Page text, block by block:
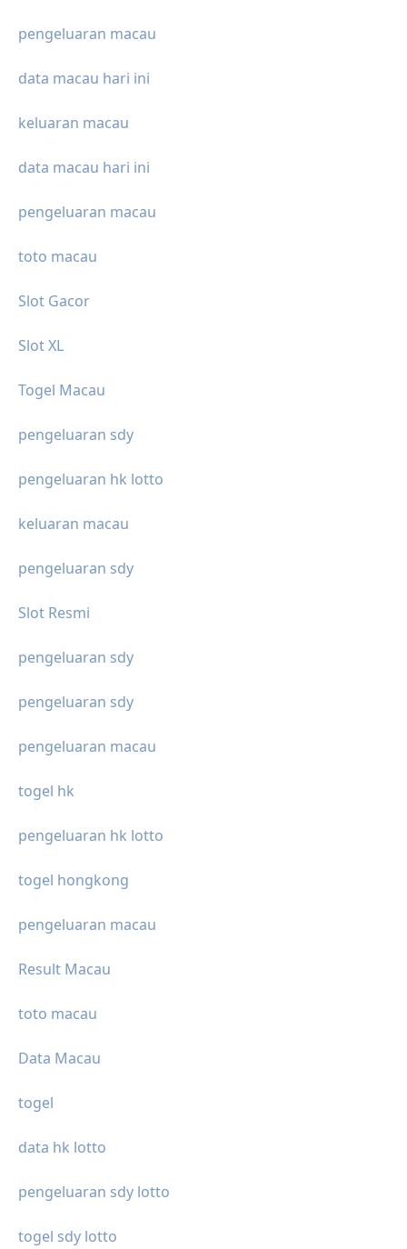
pengeluaran macau
data macau hari ini
keluaran macau
data macau hari ini
pengeluaran macau
toto macau
Slot Gacor
Slot XL
Togel Macau
pengeluaran sdy
pengeluaran hk lotto
keluaran macau
pengeluaran sdy
Slot Resmi
pengeluaran sdy
pengeluaran sdy
pengeluaran macau
togel hk
pengeluaran hk lotto
togel hongkong
pengeluaran macau
Result Macau
toto macau
Data Macau
togel
data hk lotto
pengeluaran sdy lotto
togel sdy lotto